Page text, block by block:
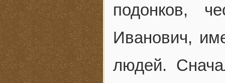
подонков,
Иванович,
людей.